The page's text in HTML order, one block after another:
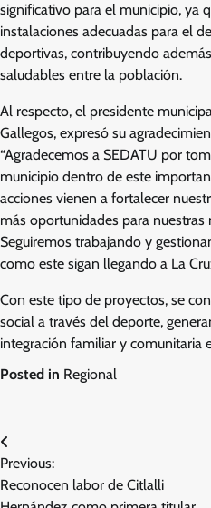
significativo para el municipio, ya
instalaciones adecuadas para el
deportivas, contribuyendo
saludables entre la población.
Al respecto, el presidente
Gallegos, expresó su
“Agradecemos a SEDATU por
municipio dentro de este
acciones vienen a fortalecer
más oportunidades para nuestras
Seguiremos trabajando y
como este sigan llegando a La
Con este tipo de proyectos, se
social a través del deporte,
integración familiar y comunitaria
Posted in Regional
Navegación
de
Previous:
Reconocen labor de Citlalli